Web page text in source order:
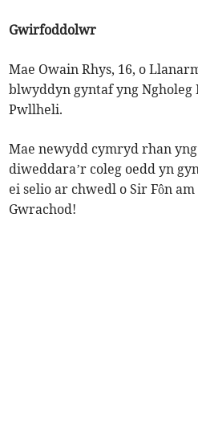
Gwirfoddolwr
Mae Owain Rhys, 16, o
blwyddyn gyntaf yng
Pwllheli.
Mae newydd cymryd rhan
diweddara’r coleg oedd yn
ei selio ar chwedl o Sir Fôn
Gwrachod!